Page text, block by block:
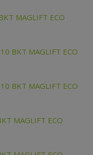
MAGLIFT ECO
BKT MAGLIFT ECO
BKT MAGLIFT ECO
MAGLIFT ECO